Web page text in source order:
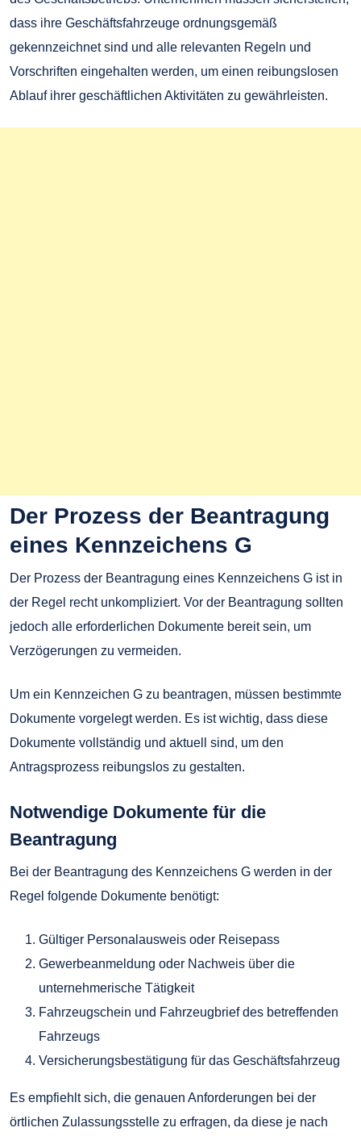
dass ihre Geschäftsfahrzeuge ordnungsgemäß
gekennzeichnet sind und alle relevanten Regeln und
Vorschriften eingehalten werden, um einen reibungslosen
Ablauf ihrer geschäftlichen Aktivitäten zu gewährleisten.
Der Prozess der Beantragung
eines Kennzeichens G
Der Prozess der Beantragung eines Kennzeichens G ist in
der Regel recht unkompliziert. Vor der Beantragung sollten
jedoch alle erforderlichen Dokumente bereit sein, um
Verzögerungen zu vermeiden.
Um ein Kennzeichen G zu beantragen, müssen bestimmte
Dokumente vorgelegt werden. Es ist wichtig, dass diese
Dokumente vollständig und aktuell sind, um den
Antragsprozess reibungslos zu gestalten.
Notwendige Dokumente für die
Beantragung
Bei der Beantragung des Kennzeichens G werden in der
Regel folgende Dokumente benötigt:
Gültiger Personalausweis oder Reisepass
Gewerbeanmeldung oder Nachweis über die
unternehmerische Tätigkeit
Fahrzeugschein und Fahrzeugbrief des betreffenden
Fahrzeugs
Versicherungsbestätigung für das Geschäftsfahrzeug
Es empfiehlt sich, die genauen Anforderungen bei der
örtlichen Zulassungsstelle zu erfragen, da diese je nach